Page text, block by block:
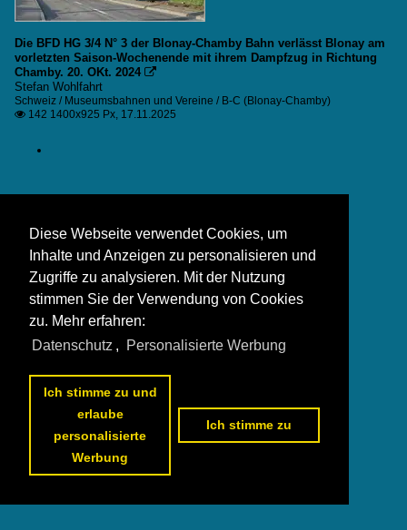
Die BFD HG 3/4 N° 3 der Blonay-Chamby Bahn verlässt Blonay am
vorletzten Saison-Wochenende mit ihrem Dampfzug in Richtung
Chamby. 20. OKt. 2024 
Stefan Wohlfahrt
Schweiz / Museumsbahnen und Vereine / B-C (Blonay-Chamby)
 142 1400x925 Px, 17.11.2025
Diese Webseite verwendet Cookies, um
Inhalte und Anzeigen zu personalisieren und
Zugriffe zu analysieren. Mit der Nutzung
stimmen Sie der Verwendung von Cookies
zu. Mehr erfahren:
Datenschutz , Personalisierte Werbung
Ich stimme zu und
erlaube
personalisierte
Werbung
Ich stimme zu